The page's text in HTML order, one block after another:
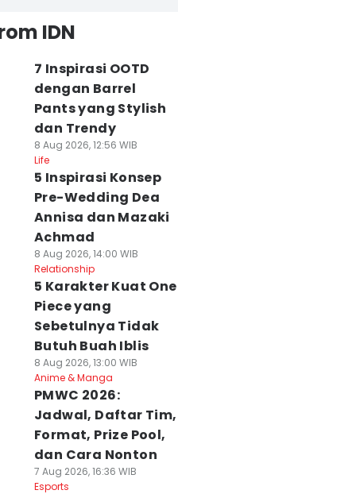
IDN
7 Inspirasi OOTD
dengan Barrel
Pants yang Stylish
dan Trendy
8 Aug 2026, 12:56 WIB
Life
5 Inspirasi Konsep
Pre-Wedding Dea
Annisa dan Mazaki
Achmad
8 Aug 2026, 14:00 WIB
Relationship
5 Karakter Kuat One
Piece yang
Sebetulnya Tidak
Butuh Buah Iblis
8 Aug 2026, 13:00 WIB
Anime & Manga
PMWC 2026:
Jadwal, Daftar Tim,
Format, Prize Pool,
dan Cara Nonton
7 Aug 2026, 16:36 WIB
Esports